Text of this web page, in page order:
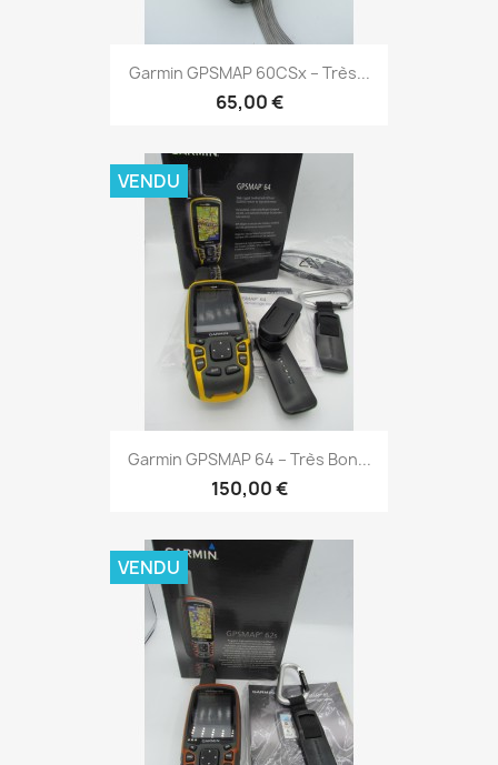
Aperçu rapide
Garmin GPSMAP 60CSx – Très...
65,00 €
Aperçu rapide
Garmin GPSMAP 64 – Très Bon...
150,00 €
VENDU
VENDU